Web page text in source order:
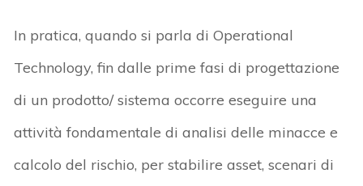
In pratica, quando si parla di Operational
Technology, fin dalle prime fasi di progettazione
di un prodotto/ sistema occorre eseguire una
attività fondamentale di analisi delle minacce e
calcolo del rischio, per stabilire asset, scenari di